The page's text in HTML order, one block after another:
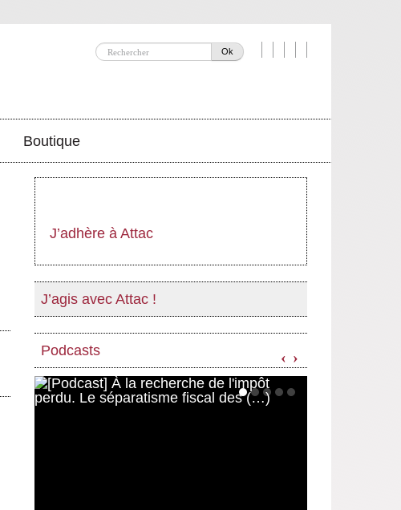
Ok
Boutique
J’adhère à Attac
J’agis avec Attac !
Podcasts ‹ ›